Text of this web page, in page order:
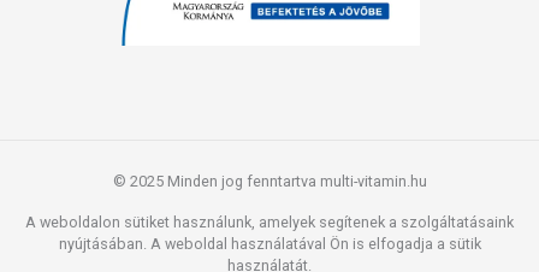
© 2025 Minden jog fenntartva multi-vitamin.hu
A weboldalon sütiket használunk, amelyek segítenek a szolgáltatásaink
nyújtásában. A weboldal használatával Ön is elfogadja a sütik
használatát.